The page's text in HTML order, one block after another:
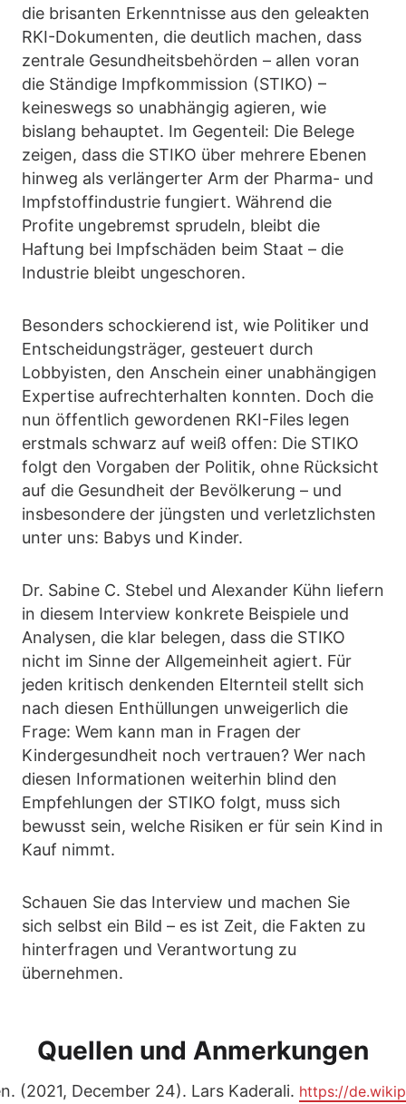
die brisanten Erkenntnisse aus den geleakten
RKI-Dokumenten, die deutlich machen, dass
zentrale Gesundheitsbehörden – allen voran
die Ständige Impfkommission (STIKO) –
keineswegs so unabhängig agieren, wie
bislang behauptet. Im Gegenteil: Die Belege
zeigen, dass die STIKO über mehrere Ebenen
hinweg als verlängerter Arm der Pharma- und
Impfstoffindustrie fungiert. Während die
Profite ungebremst sprudeln, bleibt die
Haftung bei Impfschäden beim Staat – die
Industrie bleibt ungeschoren.
Besonders schockierend ist, wie Politiker und
Entscheidungsträger, gesteuert durch
Lobbyisten, den Anschein einer unabhängigen
Expertise aufrechterhalten konnten. Doch die
nun öffentlich gewordenen RKI-Files legen
erstmals schwarz auf weiß offen: Die STIKO
folgt den Vorgaben der Politik, ohne Rücksicht
auf die Gesundheit der Bevölkerung – und
insbesondere der jüngsten und verletzlichsten
unter uns: Babys und Kinder.
Dr. Sabine C. Stebel und Alexander Kühn liefern
in diesem Interview konkrete Beispiele und
Analysen, die klar belegen, dass die STIKO
nicht im Sinne der Allgemeinheit agiert. Für
jeden kritisch denkenden Elternteil stellt sich
nach diesen Enthüllungen unweigerlich die
Frage: Wem kann man in Fragen der
Kindergesundheit noch vertrauen? Wer nach
diesen Informationen weiterhin blind den
Empfehlungen der STIKO folgt, muss sich
bewusst sein, welche Risiken er für sein Kind in
Kauf nimmt.
Schauen Sie das Interview und machen Sie
sich selbst ein Bild – es ist Zeit, die Fakten zu
hinterfragen und Verantwortung zu
übernehmen.
Quellen und Anmerkungen
(2021, December 24). Lars Kaderali. https://